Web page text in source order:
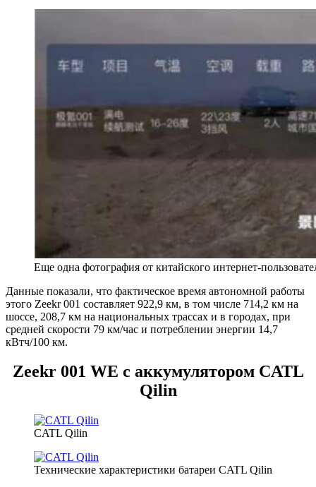
Еще одна фотография от китайского интернет-
Данные показали, что фактическое время автономной работы
этого Zeekr 001 составляет 922,9 км, в том числе 714,2 км на
шоссе, 208,7 км на национальных трассах и в городах, при
средней скорости 79 км/час и потреблении энергии 14,7
кВтч/100 км.
Zeekr 001 WE с аккумулятором CATL
Qilin
CATL Qilin
Технические характеристики батареи CATL Qilin